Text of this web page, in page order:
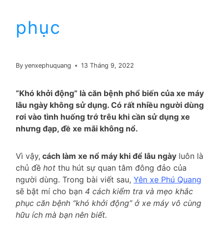
phục
By yenxephuquang 13 Tháng 9, 2022
“Khó khởi động” là căn bệnh phổ biến của xe máy
lâu ngày không sử dụng. Có rất nhiều người dùng
rơi vào tình huống trớ trêu khi cần sử dụng xe
nhưng đạp, đề xe mãi không nổ.
Vì vậy, cách làm xe nổ máy khi để lâu ngày luôn là
chủ đề hot thu hút sự quan tâm đông đảo của
người dùng. Trong bài viết sau, Yên xe Phú Quang
sẽ bật mí cho bạn 4 cách kiểm tra và mẹo khắc
phục căn bệnh “khó khởi động” ở xe máy vô cùng
hữu ích mà bạn nên biết.